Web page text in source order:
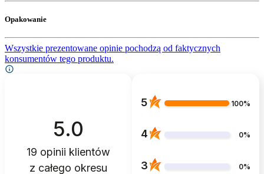
Opakowanie
Wszystkie prezentowane opinie pochodzą od faktycznych
konsumentów tego produktu.
5.0
19 opinii klientów
z całego okresu
5 100%
4 0%
3 0%